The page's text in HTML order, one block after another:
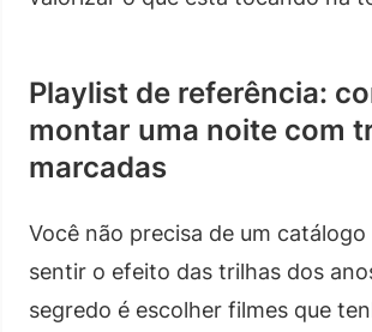
Playlist de referência:
montar uma noite com
marcadas
Você não precisa de um
sentir o efeito das trilhas dos
segredo é escolher filmes que